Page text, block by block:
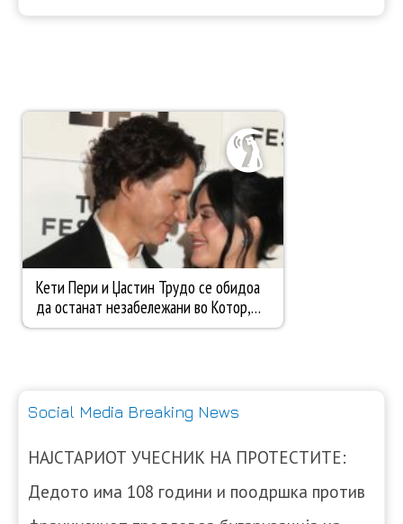
Social Media Breaking News
НАЈСТАРИОТ УЧЕСНИК НА ПРОТЕСТИТЕ:
Дедото има 108 години и поодршка против